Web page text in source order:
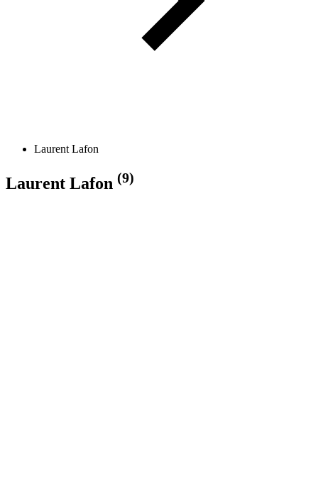
Laurent Lafon
Laurent Lafon (9)